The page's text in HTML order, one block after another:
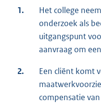
1.
Het college
onderzoek als
uitgangspunt
aanvraag om
2.
Een cliënt komt
compensatie